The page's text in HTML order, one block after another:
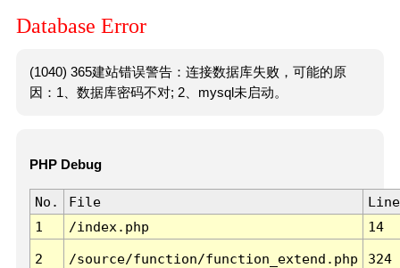
Database Error
(1040) 365建站错误警告：连接数据库失败，可能的原
因：1、数据库密码不对; 2、mysql未启动。
PHP Debug
No. File
Line
1
/index.php 14
2 /source/function/function_extend.php 324